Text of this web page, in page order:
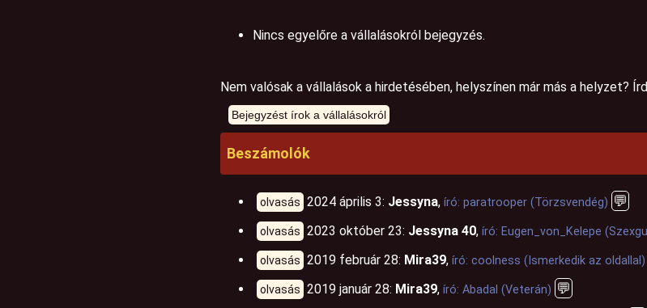
Nincs egyelőre a vállalásokról bejegyzés.
Nem valósak a vállalások a hirdetésében, helyszínen már más a helyzet?
Beszámolók
olvasás 2024 április 3: Jessyna, író: paratrooper (Törzsvendég) 💬
olvasás 2023 október 23: Jessyna 40, író: Eugen_von_Kelepe
olvasás 2019 február 28: Mira39, író: coolness (Ismerkedik az oldallal)
olvasás 2019 január 28: Mira39, író: Abadal (Veterán) 💬